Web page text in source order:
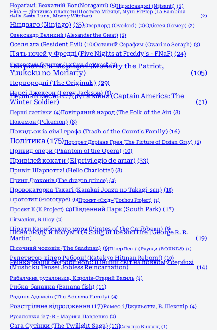
Нораґамі: Безхатній Бог (Noragami) (5)Ніджісанджі (Nijisanji) (2)
Ніна — дівчинка планети Шостого Місяця, Муні Вітчер (La Bambina
della Sesta Luna, Moony Witcher)
(2)
Ніндзяго (Ninjago) (35)Оверлорд (Overlord) (2)Одіссея (Гомер) (2)
Олександр Великий (Alexander the Great) (2)
Оселя зла (Resident Evil) (10)Останній Серафим (Owari no Seraph) (3)
П'ять ночей у Фредді (Five Nights at Freddy's - FNaF) (24)
Паперовий будинок (La Casa de Papel) (2)
Патріотизм Моріарті (Moriarty the Patriot,
Yuukoku no Moriarty)
(105)
Первородні (The Originals) (29)
Персі Джексон (Percy Jackson) (9)
Перший месник: Друга війна (Captain America: The
Winter Soldier)
(51)
Перші ластівки (4)Повітряний народ (The Folk of the Air) (8)
Покемон (Pokemon) (8)
Покидьок із сім'ї графа (Trash of the Count's Family) (16)
Політика (175)Портрет Доріана Грея (The Picture of Dorian Gray) (2)
Привид опери (Phantom of the Opera) (10)
Привілей кохати (El privilegio de amar) (33)
Привіт, Шарлотта! (Hello Charlotte!) (8)
Принц Драконів (The dragon prince) (4)
Провокаторка Такаґі (Karakai Jouzu no Takagi-san) (10)
Прототип (Prototype) (6)Проєкт «Схід» (Touhou Project) (1)
Проєкт К (K Project) (4)Південний Парк (South Park) (17)
Пігмаліон, Б.Шоу (2)
Пірати Карибського моря (Pirates of the Caribbean) (9)
Пісня льоду й полум'я (A Song of Ice and Fire | George R. R.
Martin)
(19)
Пісочний чоловік (The Sandman) (6)Пітер Пен (1)Раунди (ROUNDS) (1)
Репетитор-кілер Реборн! (Katekyo Hitman Reborn!) (10)
Реінкарнація безробітного: В інший світ на повному серйозі
(Mushoku Tensei Jobless Reincarnation) (14)
Рибалчина русалонька, Королів-Старий Василь (2)
Рибка-бананка (Banana fish) (11)
Родина Адамсів (The Addams Family) (4)
Розстріляне відродження (17)Ромео і Джульєтта, В. Шекспір (4)
Русалонька із 7-В - Марина Павленко (2)
Сага Сутінки (The Twilight Saga) (13)Сага про Вінланд (1)